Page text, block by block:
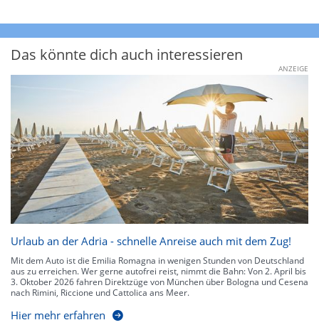
Das könnte dich auch interessieren
ANZEIGE
Urlaub an der Adria - schnelle Anreise auch mit dem Zug!
Mit dem Auto ist die Emilia Romagna in wenigen Stunden von Deutschland
aus zu erreichen. Wer gerne autofrei reist, nimmt die Bahn: Von 2. April bis
3. Oktober 2026 fahren Direktzüge von München über Bologna und Cesena
nach Rimini, Riccione und Cattolica ans Meer.
Hier mehr erfahren